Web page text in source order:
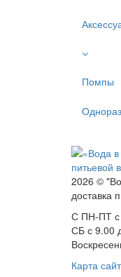
Помпы
2026 ©
доставка
С ПН-ПТ с
СБ с 9.00
Карта